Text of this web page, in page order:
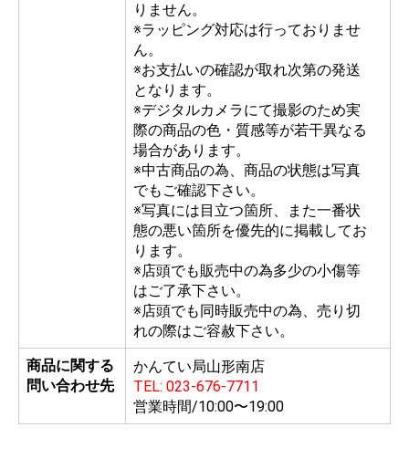
りません。
※ラッピング対応は行っておりませ
ん。
※お支払いの確認が取れ次第の発送
となります。
※デジタルカメラにて撮影のため実
際の商品の色・質感等が若干異なる
場合があります。
※中古商品の為、商品の状態は写真
でもご確認下さい。
※写真には目立つ箇所、また一番状
態の悪い箇所を優先的に掲載してお
ります。
※店頭でも販売中の為多少の小傷等
はご了承下さい。
※店頭でも同時販売中の為、売り切
れの際はご容赦下さい。
商品に関する
問い合わせ先
かんてい局山形南店
TEL: 023-676-7711
営業時間/10:00〜19:00